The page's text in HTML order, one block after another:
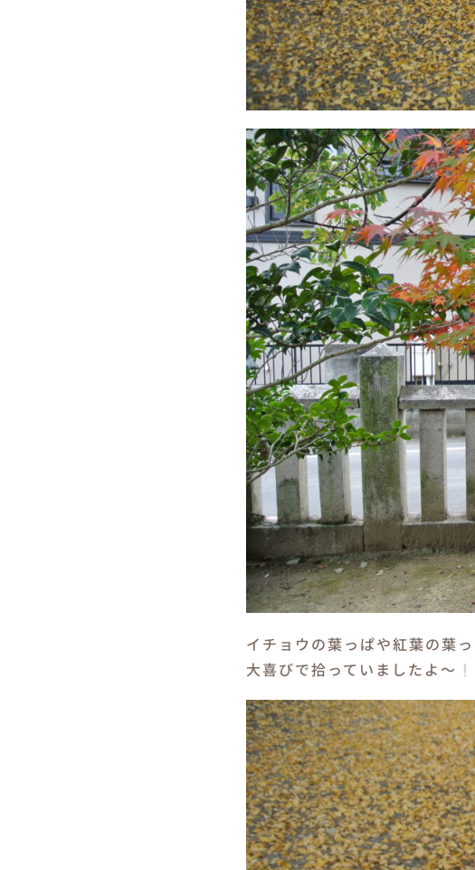
イチョウの葉っぱや紅葉の葉
大喜びで拾っていましたよ～